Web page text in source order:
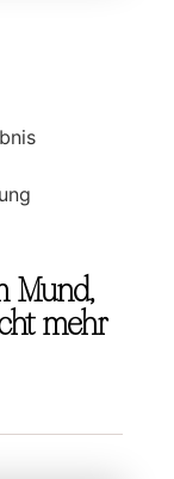
Mund,
mehr